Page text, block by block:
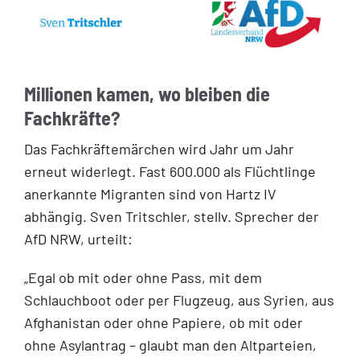
Millionen kamen, wo bleiben die
Fachkräfte?
Das Fachkräftemärchen wird Jahr um Jahr
erneut widerlegt. Fast 600.000 als Flüchtlinge
anerkannte Migranten sind von Hartz IV
abhängig. Sven Tritschler, stellv. Sprecher der
AfD NRW, urteilt:
„Egal ob mit oder ohne Pass, mit dem
Schlauchboot oder per Flugzeug, aus Syrien, aus
Afghanistan oder ohne Papiere, ob mit oder
ohne Asylantrag – glaubt man den Altparteien,